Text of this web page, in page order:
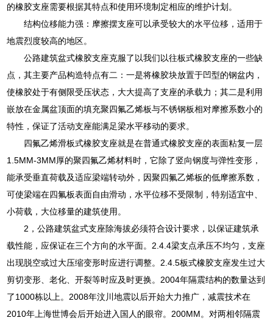
的橡胶支座需要根据其特点和使用环境制定相应的维护计划。
结构位移能力强：摩擦摆支座可以承受较大的水平位移，适用于
地震烈度较高的地区。
公路建筑盆式橡胶支座克服了以我们以往板式橡胶支座的一些缺
点，其主要产品构造特点有二：一是将橡胶块放置于凹型的钢盆内，
使橡胶处于有侧限受压状态，大大提高了支座的承载力；其二是利用
嵌放在金属盆顶面的填充聚四氟乙烯板与不锈钢板相对摩擦系数小的
特性，保证了活动支座能满足梁水平移动的要求。
四氟乙烯滑板式橡胶支座就是在普通式橡胶支座的表面粘复一层
1.5MM-3MM厚的聚四氟乙烯材料时，它除了竖向钢度与弹性变形，
能承受垂直荷载及适应梁端转动外，因聚四氟乙烯板的低摩擦系数，
可使梁端在四氟板表面自由滑动，水平位移不受限制，特别适宜中、
小荷载，大位移量的建筑使用。
2，公路建筑盆式支座除海拔必须符合设计要求，以保证建筑承
载性能，应保证在三个方向的水平面。2.4.4梁支点承压不均匀，支座
出现脱空或过大压缩变形时应进行调整。2.4.5板式橡胶支座发生过大
剪切变形、老化、开裂等时应及时更换。2004年隔震结构的数量达到
了1000栋以上。2008年汶川地震以后开始大力推广，减震技术在
2010年上海世博会后开始进入国人的眼帘。200MM。对两相邻隔震